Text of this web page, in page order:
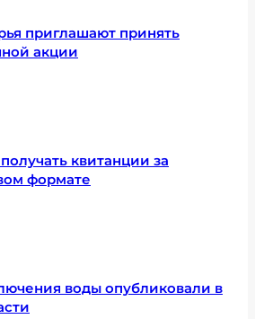
приглашают принять
акции
квитанции за
формате
воды опубликовали в